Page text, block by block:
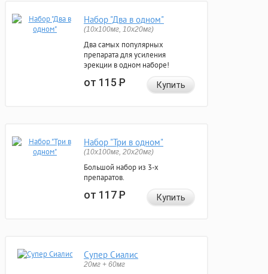
Набор "Два в одном"
(10x100мг, 10x20мг)
Два самых популярных
препарата для усиления
эрекции в одном наборе!
от 115Р Купить
Набор "Три в одном"
(10x100мг, 20x20мг)
Большой набор из 3-х
препаратов.
от 117Р Купить
Супер Сиалис
20мг + 60мг